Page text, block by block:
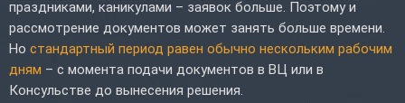
праздниками, каникулами – заявок больше. Поэтому и
рассмотрение документов может занять больше времени.
Но стандартный период равен обычно нескольким рабочим
дням – с момента подачи документов в ВЦ или в
Консульстве до вынесения решения.